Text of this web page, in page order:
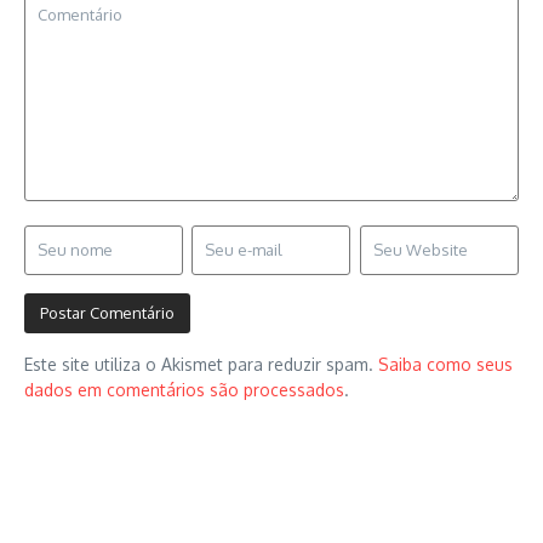
Este site utiliza o Akismet para reduzir spam. Saiba como seus
dados em comentários são processados.